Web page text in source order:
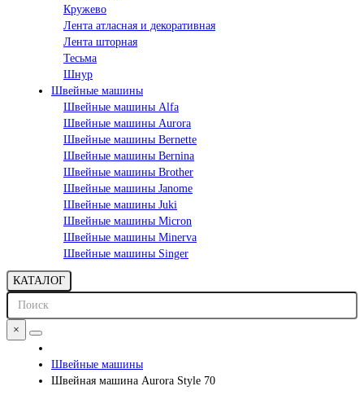
Кружево
Лента aтласная и декоративная
Лента шторная
Тесьма
Шнур
Швейные машины
Швейные машины Alfa
Швейные машины Aurora
Швейные машины Bernette
Швейные машины Bernina
Швейные машины Brother
Швейные машины Janome
Швейные машины Juki
Швейные машины Micron
Швейные машины Minerva
Швейные машины Singer
КАТАЛОГ
×
Швейные машины
Швейная машина Aurora Style 70